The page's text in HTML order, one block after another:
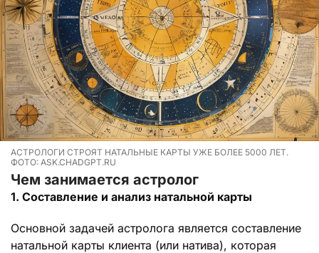
АСТРОЛОГИ СТРОЯТ НАТАЛЬНЫЕ КАРТЫ УЖЕ БОЛЕЕ 5000 ЛЕТ.
ФОТО: ASK.CHADGPT.RU
Чем занимается астролог
1. Составление и анализ натальной карты
Основной задачей астролога является составление
натальной карты клиента (или натива), которая